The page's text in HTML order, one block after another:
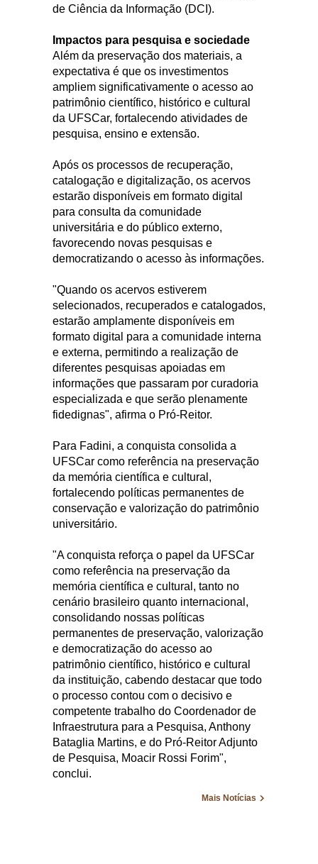
de Ciência da Informação (DCI).
Impactos para pesquisa e sociedade
Além da preservação dos materiais, a
expectativa é que os investimentos
ampliem significativamente o acesso ao
patrimônio científico, histórico e cultural
da UFSCar, fortalecendo atividades de
pesquisa, ensino e extensão.
Após os processos de recuperação,
catalogação e digitalização, os acervos
estarão disponíveis em formato digital
para consulta da comunidade
universitária e do público externo,
favorecendo novas pesquisas e
democratizando o acesso às informações.
"Quando os acervos estiverem
selecionados, recuperados e catalogados,
estarão amplamente disponíveis em
formato digital para a comunidade interna
e externa, permitindo a realização de
diferentes pesquisas apoiadas em
informações que passaram por curadoria
especializada e que serão plenamente
fidedignas", afirma o Pró-Reitor.
Para Fadini, a conquista consolida a
UFSCar como referência na preservação
da memória científica e cultural,
fortalecendo políticas permanentes de
conservação e valorização do patrimônio
universitário.
"A conquista reforça o papel da UFSCar
como referência na preservação da
memória científica e cultural, tanto no
cenário brasileiro quanto internacional,
consolidando nossas políticas
permanentes de preservação, valorização
e democratização do acesso ao
patrimônio científico, histórico e cultural
da instituição, cabendo destacar que todo
o processo contou com o decisivo e
competente trabalho do Coordenador de
Infraestrutura para a Pesquisa, Anthony
Bataglia Martins, e do Pró-Reitor Adjunto
de Pesquisa, Moacir Rossi Forim",
conclui.
Mais Notícias